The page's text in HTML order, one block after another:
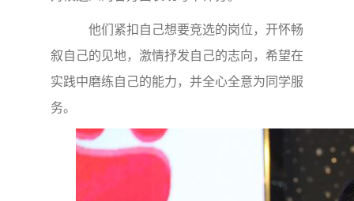
他们紧扣自己想要竞选的岗位，开怀畅
叙自己的见地，激情抒发自己的志向，希望在
实践中磨练自己的能力，并全心全意为同学服
务。